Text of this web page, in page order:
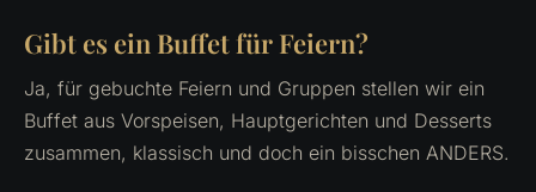
Gibt es ein Buffet für Feiern?
Ja, für gebuchte Feiern und Gruppen stellen wir ein
Buffet aus Vorspeisen, Hauptgerichten und Desserts
zusammen, klassisch und doch ein bisschen ANDERS.